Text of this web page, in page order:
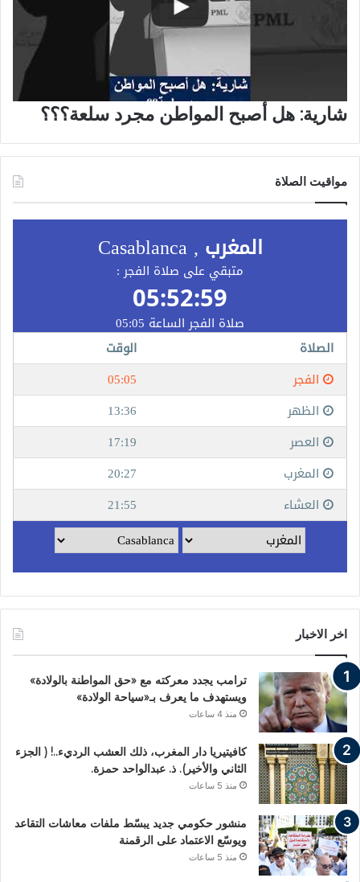
شارية: هل أصبح المواطن مجرد سلعة؟؟؟
مواقيت الصلاة
اخر الاخبار
ترامب يجدد معركته مع «حق المواطنة بالولادة»
ويستهدف ما يعرف بـ«سياحة الولادة»
منذ 4 ساعات
كافيتيريا دار المغرب، ذلك العشب الرديء..! ( الجزء
الثاني والأخير). ذ. عبدالواحد حمزة.
منذ 5 ساعات
منشور حكومي جديد يبسّط ملفات معاشات التقاعد
ويوسّع الاعتماد على الرقمنة
منذ 5 ساعات